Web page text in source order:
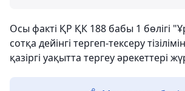
Осы факті ҚР ҚК 188 бабы 1 бөлігі
сотқа дейінгі тергеп-тексеру
қазіргі уақытта тергеу әрекеттері